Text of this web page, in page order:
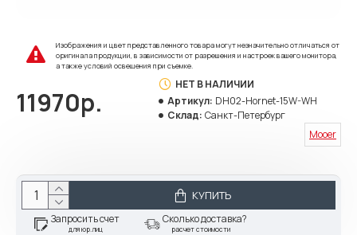
Изображения и цвет представленного товара могут незначительно отличаться от
оригинала продукции, в зависимости от разрешения и настроек вашего монитора,
а также условий освещения при съемке.
11970р.
НЕТ В НАЛИЧИИ
Артикул: DH02-Hornet-15W-WH
Склад: Санкт-Петербург
Mooer
КУПИТЬ
Запросить счет
для юр.лиц
Сколько доставка?
расчет стоимости